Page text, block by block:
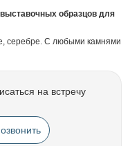
образцов для
серебре. С любыми камнями
на встречу